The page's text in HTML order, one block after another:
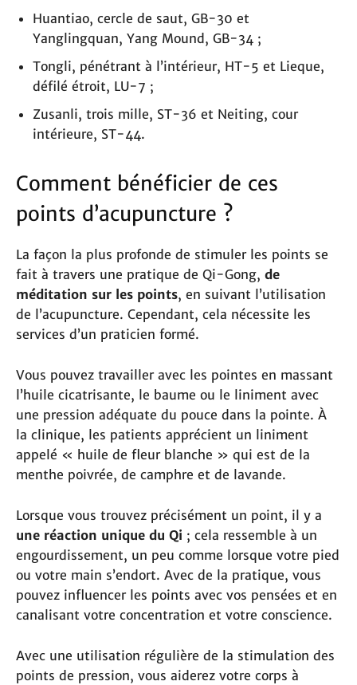
Huantiao, cercle de saut, GB-30 et
Yanglingquan, Yang Mound, GB-34 ;
Tongli, pénétrant à l’intérieur, HT-5 et Lieque,
défilé étroit, LU-7 ;
Zusanli, trois mille, ST-36 et Neiting, cour
intérieure, ST-44.
Comment bénéficier de ces
points d’acupuncture ?
La façon la plus profonde de stimuler les points se
fait à travers une pratique de Qi-Gong, de
méditation sur les points, en suivant l’utilisation
de l’acupuncture. Cependant, cela nécessite les
services d’un praticien formé.
Vous pouvez travailler avec les pointes en massant
l’huile cicatrisante, le baume ou le liniment avec
une pression adéquate du pouce dans la pointe. À
la clinique, les patients apprécient un liniment
appelé « huile de fleur blanche » qui est de la
menthe poivrée, de camphre et de lavande.
Lorsque vous trouvez précisément un point, il y a
une réaction unique du Qi ; cela ressemble à un
engourdissement, un peu comme lorsque votre pied
ou votre main s’endort. Avec de la pratique, vous
pouvez influencer les points avec vos pensées et en
canalisant votre concentration et votre conscience.
Avec une utilisation régulière de la stimulation des
points de pression, vous aiderez votre corps à